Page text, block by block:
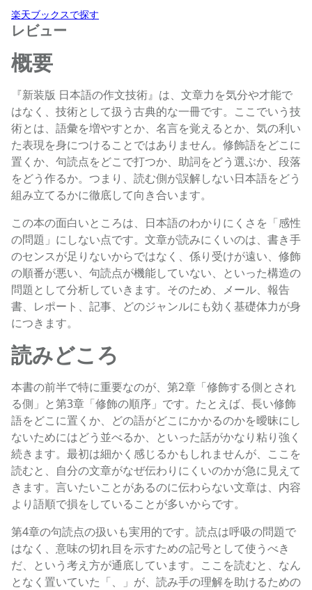
楽天ブックスで探す
レビュー
概要
『新装版 日本語の作文技術』は、文章力を気分や才能で
はなく、技術として扱う古典的な一冊です。ここでいう技
術とは、語彙を増やすとか、名言を覚えるとか、気の利い
た表現を身につけることではありません。修飾語をどこに
置くか、句読点をどこで打つか、助詞をどう選ぶか、段落
をどう作るか。つまり、読む側が誤解しない日本語をどう
組み立てるかに徹底して向き合います。
この本の面白いところは、日本語のわかりにくさを「感性
の問題」にしない点です。文章が読みにくいのは、書き手
のセンスが足りないからではなく、係り受けが遠い、修飾
の順番が悪い、句読点が機能していない、といった構造の
問題として分析していきます。そのため、メール、報告
書、レポート、記事、どのジャンルにも効く基礎体力が身
につきます。
読みどころ
本書の前半で特に重要なのが、第2章「修飾する側とされ
る側」と第3章「修飾の順序」です。たとえば、長い修飾
語をどこに置くか、どの語がどこにかかるのかを曖昧にし
ないためにはどう並べるか、といった話がかなり粘り強く
続きます。最初は細かく感じるかもしれませんが、ここを
読むと、自分の文章がなぜ伝わりにくいのかが急に見えて
きます。言いたいことがあるのに伝わらない文章は、内容
より語順で損をしていることが多いからです。
第4章の句読点の扱いも実用的です。読点は呼吸の問題で
はなく、意味の切れ目を示すための記号として使うべき
だ、という考え方が通底しています。ここを読むと、なん
となく置いていた「、」が、読み手の理解を助けるための